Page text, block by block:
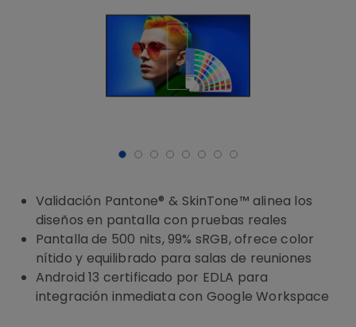
Validación Pantone® & SkinTone™ alinea los
diseños en pantalla con pruebas reales
Pantalla de 500 nits, 99% sRGB, ofrece color
nítido y equilibrado para salas de reuniones
Android 13 certificado por EDLA para
integración inmediata con Google Workspace